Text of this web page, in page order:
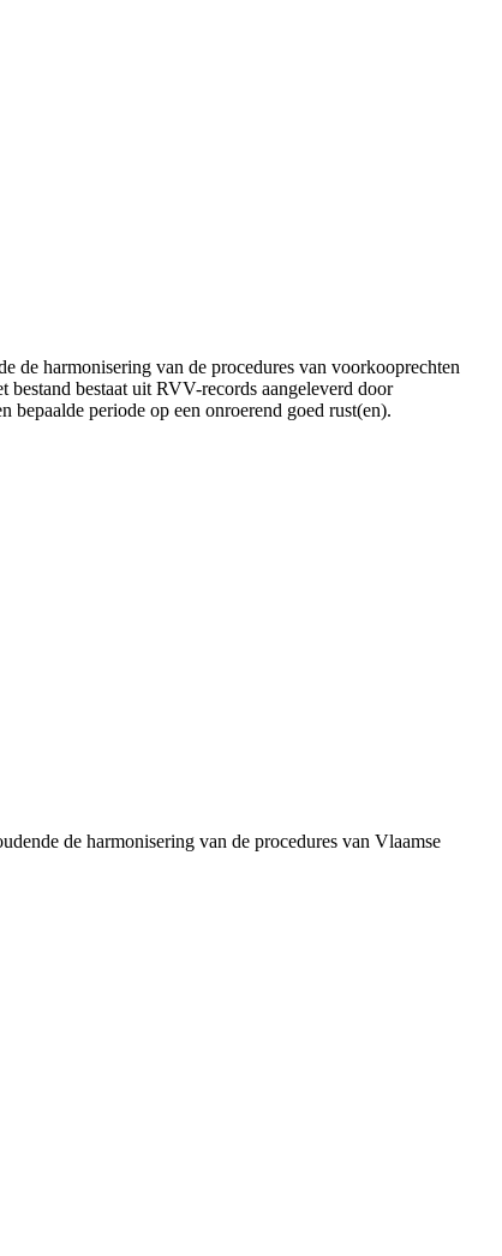
de harmonisering van de procedures van voorkooprechten
bestaat uit RVV-records aangeleverd door
periode op een onroerend goed rust(en).
de harmonisering van de procedures van Vlaamse